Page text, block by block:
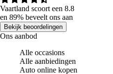
Vaartland scoort een 8.8
en 89% beveelt ons aan
Bekijk beoordelingen
Ons aanbod
Alle occasions
Alle aanbiedingen
Auto online kopen